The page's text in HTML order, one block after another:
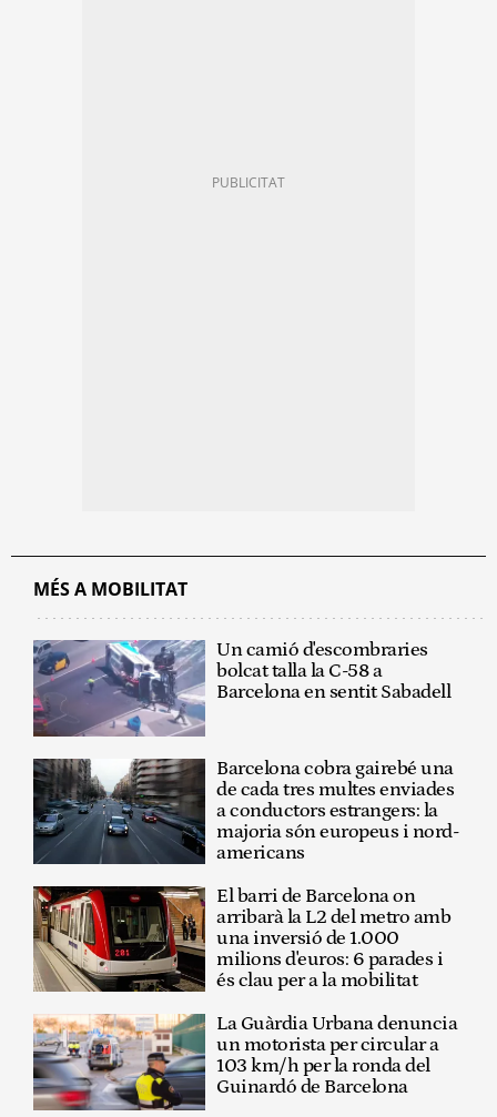
MÉS A MOBILITAT
Un camió d'escombraries
bolcat talla la C-58 a
Barcelona en sentit Sabadell
Barcelona cobra gairebé una
de cada tres multes enviades
a conductors estrangers: la
majoria són europeus i nord-
americans
El barri de Barcelona on
arribarà la L2 del metro amb
una inversió de 1.000
milions d'euros: 6 parades i
és clau per a la mobilitat
La Guàrdia Urbana denuncia
un motorista per circular a
103 km/h per la ronda del
Guinardó de Barcelona